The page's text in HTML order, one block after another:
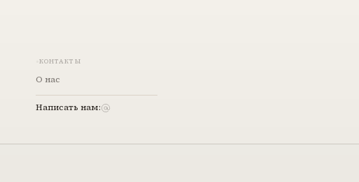
КОНТАКТЫ
О нас
Написать нам: